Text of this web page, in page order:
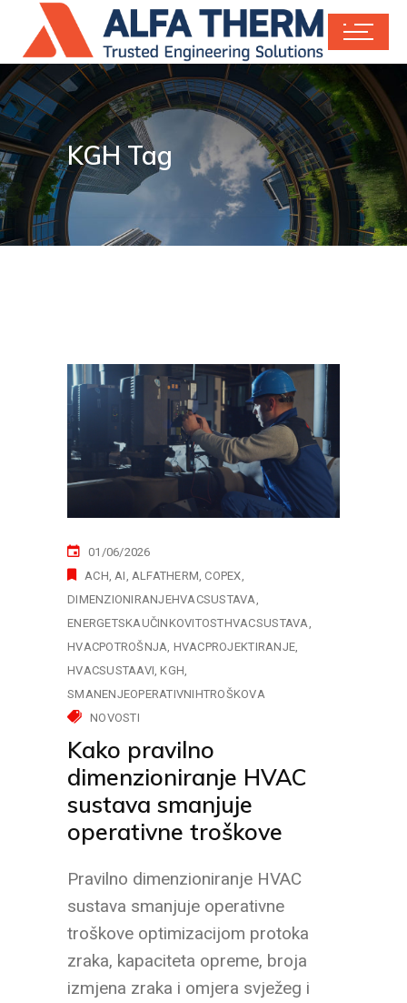
KGH Tag
01/06/2026
ACH AI ALFATHERM COPEX
DIMENZIONIRANJEHVACSUSTAVA
ENERGETSKAUČINKOVITOSTHVACSUSTAVA
HVACPOTROŠNJA HVACPROJEKTIRANJE
HVACSUSTAAVI KGH
SMANENJEOPERATIVNIHTROŠKOVA
NOVOSTI
Kako pravilno
dimenzioniranje HVAC
sustava smanjuje
operativne troškove
Pravilno dimenzioniranje HVAC
sustava smanjuje operativne
troškove optimizacijom protoka
zraka, kapaciteta opreme, broja
izmjena zraka i omjera svježeg i